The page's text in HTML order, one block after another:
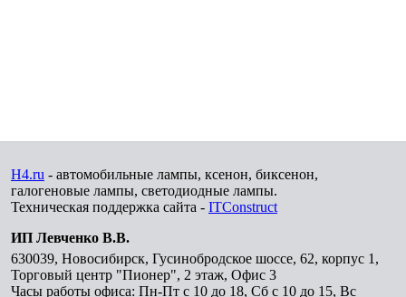
H4.ru - автомобильные лампы, ксенон, биксенон,
галогеновые лампы, светодиодные лампы.
Техническая поддержка сайта - ITConstruct
ИП Левченко В.В.
630039, Новосибирск, Гусинобродское шоссе, 62, корпус 1,
Торговый центр "Пионер", 2 этаж, Офис 3
Часы работы офиса: Пн-Пт с 10 до 18, Сб с 10 до 15, Вс